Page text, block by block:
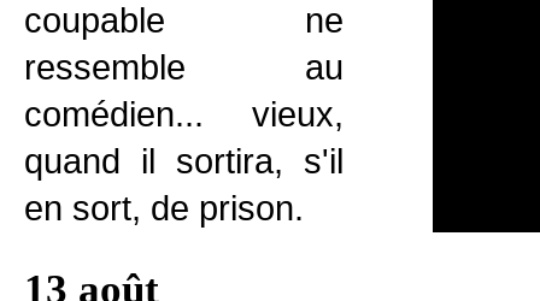
coupable ne
ressemble au
comédien... vieux,
quand il sortira, s'il
en sort, de prison.
13 août